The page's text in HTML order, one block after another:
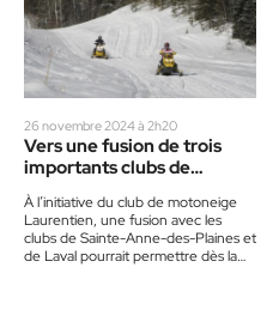
26 novembre 2024 à 2h20
Vers une fusion de trois
importants clubs de
motoneige
À l’initiative du club de motoneige
Laurentien, une fusion avec les
clubs de Sainte-Anne-des-Plaines et
de Laval pourrait permettre dès la